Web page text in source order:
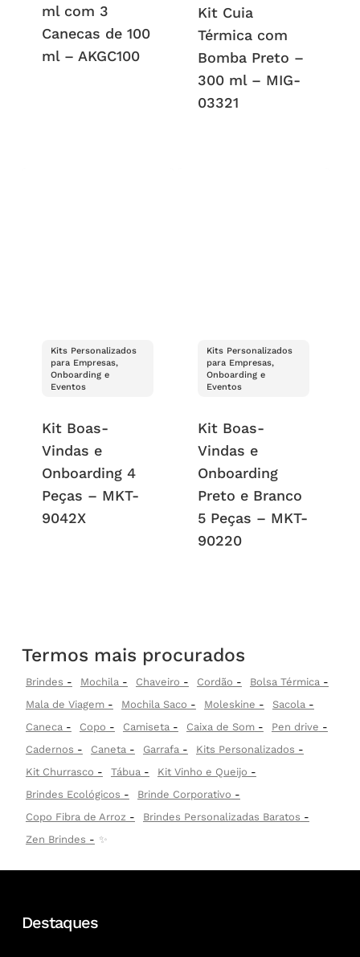
ml com 3
Canecas de 100
ml – AKGC100
Kit Cuia
Térmica com
Bomba Preto –
300 ml – MIG-
03321
Kits Personalizados
para Empresas,
Onboarding e
Eventos
Kit Boas-
Vindas e
Onboarding 4
Peças – MKT-
9042X
Kits Personalizados
para Empresas,
Onboarding e
Eventos
Kit Boas-
Vindas e
Onboarding
Preto e Branco
5 Peças – MKT-
90220
Termos mais procurados
Brindes Mochila Chaveiro Cordão
Bolsa Térmica
Mala de Viagem
Mochila Saco Moleskine
Sacola
Caneca
Copo Camiseta Caixa de Som
Pen drive
Cadernos
Caneta Garrafa
Kits Personalizados
Kit Churrasco
Tábua
Kit Vinho e Queijo
Brindes Ecológicos
Brinde Corporativo
Copo Fibra de Arroz
Brindes Personalizadas Baratos
Zen Brindes
✨
Destaques